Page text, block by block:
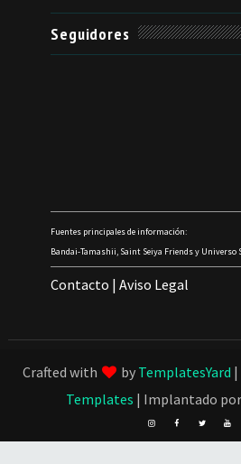
Seguidores
Fuentes principales de información:
Bandai-Tamashii, Saint Seiya Friends y Universo
Contacto |Aviso Legal
Crafted with by TemplatesYard
Templates | Implantado por